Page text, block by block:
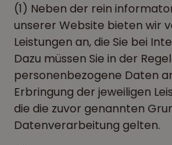
(1) Neben der rein
unserer Website bieten wir
Leistungen an, die Sie bei
Dazu müssen Sie in der
personenbezogene Daten
Erbringung der jeweiligen
die die zuvor genannten
Datenverarbeitung gelten.